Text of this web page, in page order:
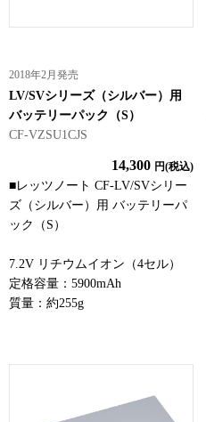
2018年2月発売
LV/SVシリーズ（シルバー）用
バッテリーパック（S）
CF-VZSU1CJS
14,300 円(税込)
■レッツノート CF-LV/SVシリー
ズ（シルバー）用 バッテリーパ
ック（S）
7.2V リチウムイオン（4セル）
定格容量：5900mAh
質量：約255g